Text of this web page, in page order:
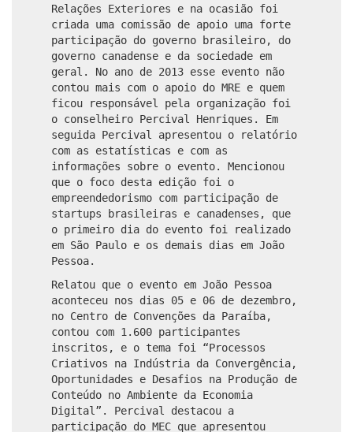
Relações Exteriores e na ocasião foi
criada uma comissão de apoio uma forte
participação do governo brasileiro, do
governo canadense e da sociedade em
geral. No ano de 2013 esse evento não
contou mais com o apoio do MRE e quem
ficou responsável pela organização foi
o conselheiro Percival Henriques. Em
seguida Percival apresentou o relatório
com as estatísticas e com as
informações sobre o evento. Mencionou
que o foco desta edição foi o
empreendedorismo com participação de
startups brasileiras e canadenses, que
o primeiro dia do evento foi realizado
em São Paulo e os demais dias em João
Pessoa.
Relatou que o evento em João Pessoa
aconteceu nos dias 05 e 06 de dezembro,
no Centro de Convenções da Paraíba,
contou com 1.600 participantes
inscritos, e o tema foi “Processos
Criativos na Indústria da Convergência,
Oportunidades e Desafios na Produção de
Conteúdo no Ambiente da Economia
Digital”. Percival destacou a
participação do MEC que apresentou